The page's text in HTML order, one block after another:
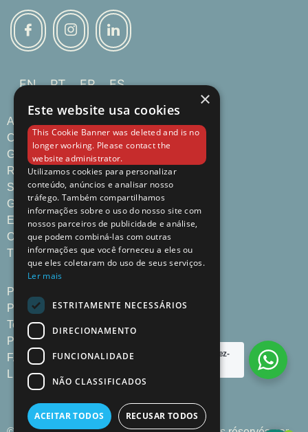
EN PT FR ES
Accueil
Chambres & Suites
Gastronomie
Réunions & Événements
Services de l'Hôtel
Galerie
Emplacement | Contact
Offres Spéciales
Timbre Boutique
Politique de Confidentialité
Politique de Cookies
Termes et Conditions
Plan du Site
FAQs
Livre de Plaintes
Écrivez-
×
Este website usa cookies
This Cookie Banner was deleted and is no
longer working. Please contact the
website administrator.
Utilizamos cookies para personalizar
conteúdo, anúncios e analisar nosso
tráfego. Também compartilhamos
informações sobre o uso do nosso site com
nossos parceiros de publicidade e análise,
que podem combiná-las com outras
informações que você forneceu a eles ou
que eles coletaram do uso de seus serviços.
Ler mais
ESTRITAMENTE NECESSÁRIOS
DIRECIONAMENTO
FUNCIONALIDADE
NÃO CLASSIFICADOS
ACEITAR TODOS RECUSAR TODOS